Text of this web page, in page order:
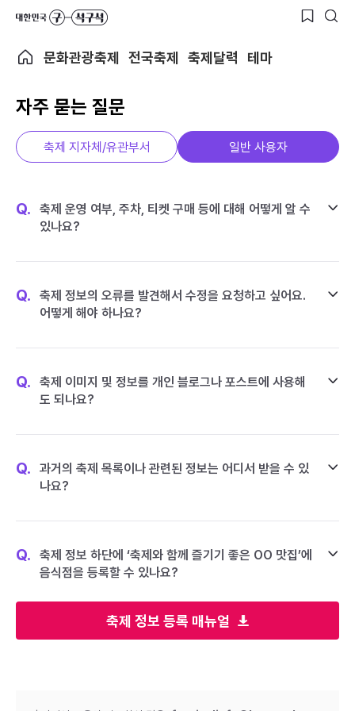
문화관광축제 전국축제 축제달력 테마
자주 묻는 질문
축제 정보 등록 매뉴얼
축제 지자체/유관부서 일반 사용자
Q.
축제 운영 여부, 주차, 티켓 구매 등에 대해 어떻게 알 수
있나요?
Q.
축제 정보의 오류를 발견해서 수정을 요청하고 싶어요.
어떻게 해야 하나요?
Q.
축제 이미지 및 정보를 개인 블로그나 포스트에 사용해
도 되나요?
Q.
과거의 축제 목록이나 관련된 정보는 어디서 받을 수 있
나요?
Q.
축제 정보 하단에 ‘축제와 함께 즐기기 좋은 OO 맛집’에
음식점을 등록할 수 있나요?